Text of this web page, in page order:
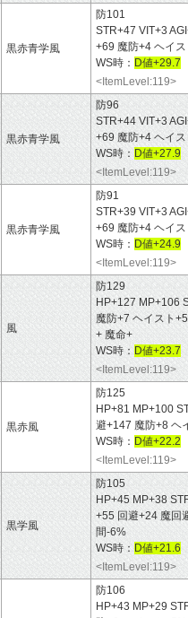
黒赤青学風
防101
STR+47 VIT+3
+69 魔防+4 ヘイ
WS時： D値+29.7
<ItemLevel:119>
黒赤青学風
防96
STR+44 VIT+3
+69 魔防+4 ヘイ
WS時： D値+27.9
<ItemLevel:119>
黒赤青学風
防91
STR+39 VIT+3
+69 魔防+4 ヘイ
WS時： D値+24.9
<ItemLevel:119>
風
防129
HP+127 MP+106
魔防+7 ヘイスト
+ 魔命+
WS時： D値+23.7
<ItemLevel:119>
黒赤風
防125
HP+81 MP+100
避+147 魔防+8 ヘ
WS時： D値+22.2
<ItemLevel:119>
黒学風
防105
HP+45 MP+38
+55 回避+24 魔回
間-6%
WS時： D値+21.6
<ItemLevel:119>
防106
HP+43 MP+29